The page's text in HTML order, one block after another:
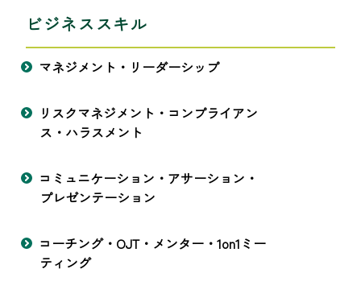
ビジネススキル
マネジメント・リーダーシップ
リスクマネジメント・コンプライアン
ス・ハラスメント
コミュニケーション・アサーション・
プレゼンテーション
コーチング・OJT・メンター・1on1ミー
ティング